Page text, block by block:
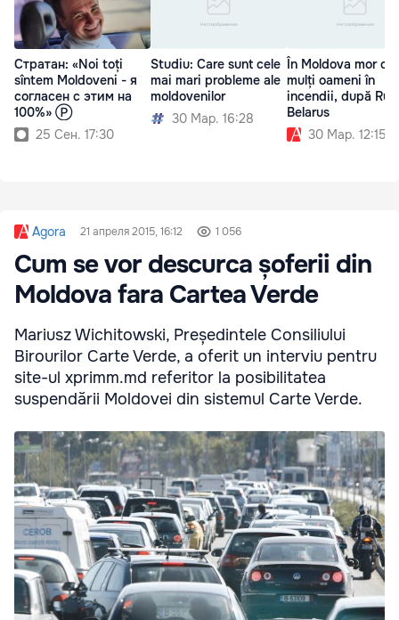
Стратан: «Noi toți
sîntem Moldoveni - я
согласен с этим на
100%» Ⓟ
25 Сен. 17:30
Studiu: Care sunt cele
mai mari probleme ale
moldovenilor
30 Мар. 16:28
În Moldova mor
mulți oameni în
incendii, după
Belarus
30 Мар. 12:15
Agora 21 апреля 2015, 16:12 1 056
Cum se vor descurca șoferii din
Moldova fara Cartea Verde
Mariusz Wichitowski, Președintele Consiliului
Birourilor Carte Verde, a oferit un interviu pentru
site-ul xprimm.md referitor la posibilitatea
suspendării Moldovei din sistemul Carte Verde.